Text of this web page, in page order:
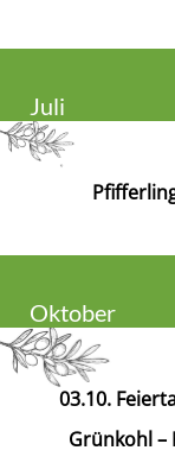
Juli
Oktober
03.10.
Grünkohl –